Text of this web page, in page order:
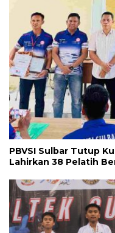
PBVSI Sulbar Tutup
Lahirkan 38 Pelatih